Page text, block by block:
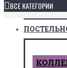
ВСЕ КАТЕГОРИИ